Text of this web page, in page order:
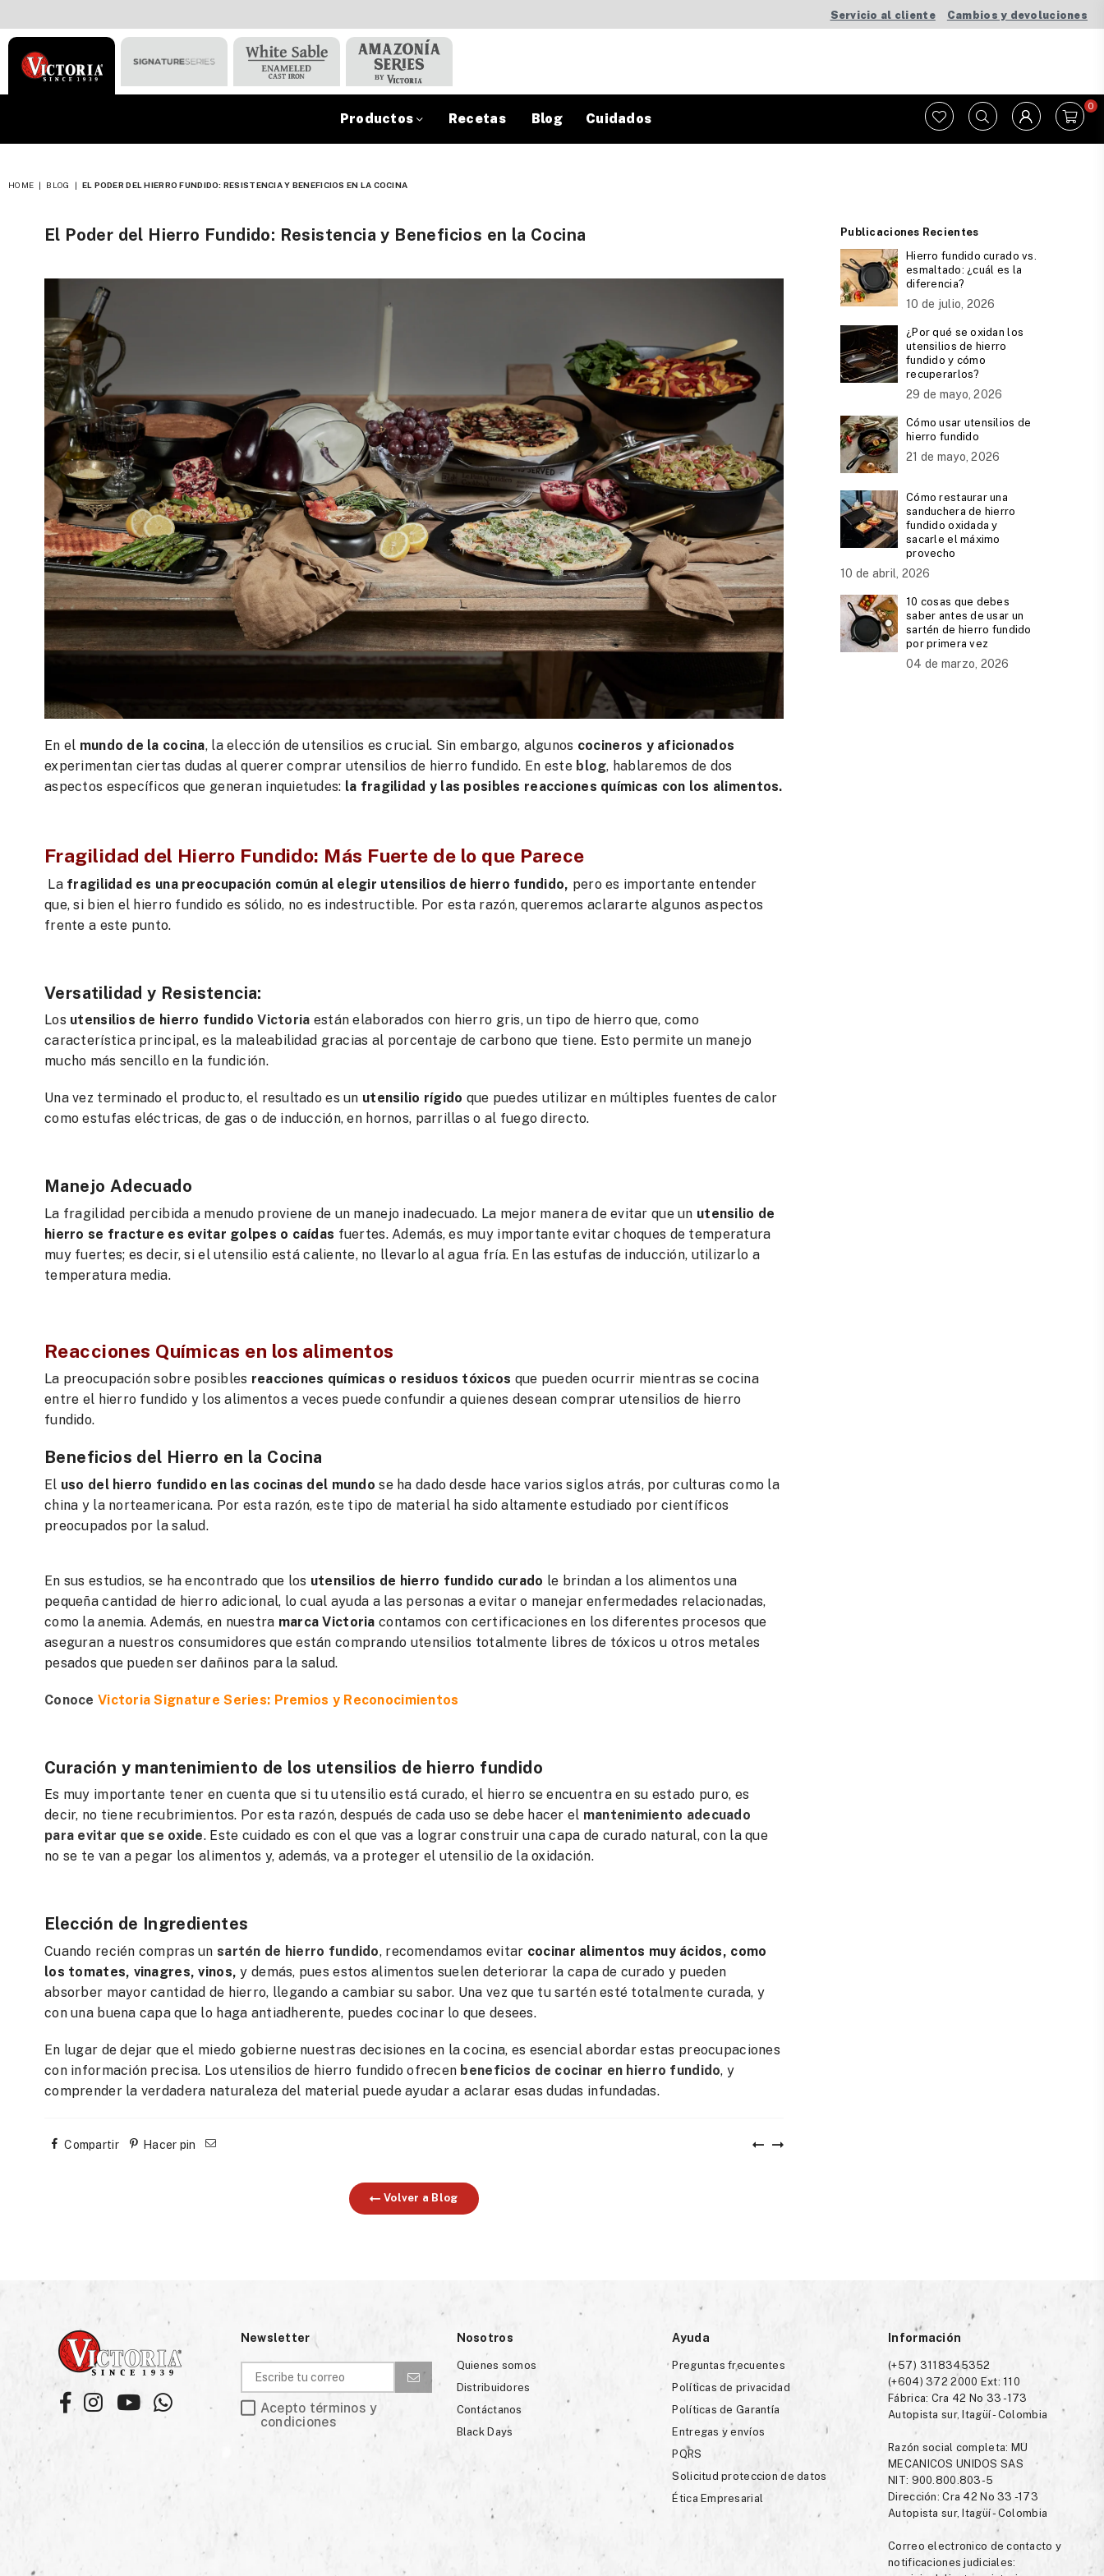
Servicio al cliente Cambios y devoluciones
VICTORIA
Productos Recetas Blog Cuidados
0
HOME | BLOG | EL PODER DEL HIERRO FUNDIDO: RESISTENCIA Y BENEFICIOS EN LA COCINA
El Poder del Hierro Fundido: Resistencia y Beneficios en la Cocina
En el mundo de la cocina, la elección de utensilios es crucial. Sin embargo, algunos cocineros y aficionados
experimentan ciertas dudas al querer comprar utensilios de hierro fundido. En este blog, hablaremos de dos
aspectos específicos que generan inquietudes: la fragilidad y las posibles reacciones químicas con los alimentos.
Fragilidad del Hierro Fundido: Más Fuerte de lo que Parece
Lafragilidad es una preocupación común al elegir utensilios de hierro fundido, pero es importante entender
que, si bien el hierro fundido es sólido, no es indestructible. Por esta razón, queremos aclararte algunos aspectos
frente a este punto.
Versatilidad y Resistencia:
Los utensilios de hierro fundidoVictoria están elaborados con hierro gris, un tipo de hierro que, como
característica principal, es la maleabilidad gracias al porcentaje de carbono que tiene. Esto permite un manejo
mucho más sencillo en la fundición.
Una vez terminado el producto, el resultado es un utensilio rígido que puedes utilizar en múltiples fuentes de calor
como estufas eléctricas, de gas o de inducción, en hornos, parrillas o al fuego directo.
Manejo Adecuado
La fragilidad percibida a menudo proviene de un manejo inadecuado. La mejor manera de evitar que un utensilio de
hierro se fracture es evitar golpes o caídas fuertes. Además, es muy importante evitar choques de temperatura
muy fuertes; es decir, si el utensilio está caliente, no llevarlo al agua fría. En las estufas de inducción, utilizarlo a
temperatura media.
Reacciones Químicas en los alimentos
La preocupación sobre posibles reacciones químicas o residuos tóxicos que pueden ocurrir mientras se cocina
entre el hierro fundido y los alimentos a veces puede confundir a quienes desean comprar utensilios de hierro
fundido.
Beneficios del Hierro en la Cocina
El uso del hierro fundido en las cocinas del mundo se ha dado desde hace varios siglos atrás, por culturas como la
china y la norteamericana. Por esta razón, este tipo de material ha sido altamente estudiado por científicos
preocupados por la salud.
En sus estudios, se ha encontrado que los utensilios de hierro fundido curado le brindan a los alimentos una
pequeña cantidad de hierro adicional, lo cual ayuda a las personas a evitar o manejar enfermedades relacionadas,
como la anemia. Además, en nuestra marca Victoria contamos con certificaciones en los diferentes procesos que
aseguran a nuestros consumidores que están comprando utensilios totalmente libres de tóxicos u otros metales
pesados que pueden ser dañinos para la salud.
Conoce Victoria Signature Series: Premios y Reconocimientos
Curación y mantenimiento de los utensilios de hierro fundido
Es muy importante tener en cuenta que si tu utensilio está curado, el hierro se encuentra en su estado puro, es
decir, no tiene recubrimientos. Por esta razón, después de cada uso se debe hacer el mantenimiento adecuado
para evitar que se oxide. Este cuidado es con el que vas a lograr construir una capa de curado natural, con la que
no se te van a pegar los alimentos y, además, va a proteger el utensilio de la oxidación.
Elección de Ingredientes
Cuando recién compras un sartén de hierro fundido, recomendamos evitar cocinar alimentos muy ácidos, como
los tomates, vinagres, vinos, y demás, pues estos alimentos suelen deteriorar la capa de curado y pueden
absorber mayor cantidad de hierro, llegando a cambiar su sabor. Una vez que tu sartén esté totalmente curada, y
con una buena capa que lo haga antiadherente, puedes cocinar lo que desees.
En lugar de dejar que el miedo gobierne nuestras decisiones en la cocina, es esencial abordar estas preocupaciones
con información precisa. Los utensilios de hierro fundido ofrecen beneficios de cocinar en hierro fundido, y
comprender la verdadera naturaleza del material puede ayudar a aclarar esas dudas infundadas.
Compartir Hacer pin
Volver a Blog
Publicaciones Recientes
Hierro fundido curado vs.
esmaltado: ¿cuál es la
diferencia?
10 de julio, 2026
¿Por qué se oxidan los
utensilios de hierro
fundido y cómo
recuperarlos?
29 de mayo, 2026
Cómo usar utensilios de
hierro fundido
21 de mayo, 2026
Cómo restaurar una
sanduchera de hierro
fundido oxidada y
sacarle el máximo
provecho
10 de abril, 2026
10 cosas que debes
saber antes de usar un
sartén de hierro fundido
por primera vez
04 de marzo, 2026
FacebookInstagramYouTubeWhatsapp
Newsletter
Acepto términos y
condiciones
Nosotros
Quienes somos
Distribuidores
Contáctanos
Black Days
Ayuda
Preguntas frecuentes
Políticas de privacidad
Políticas de Garantía
Entregas y envíos
PQRS
Solicitud proteccion de datos
Ética Empresarial
Información
(+57) 3118345352
(+604) 372 2000 Ext: 110
Fábrica: Cra 42 No 33 -173
Autopista sur, Itagüí - Colombia
Razón social completa: MU
MECANICOS UNIDOS SAS
NIT: 900.800.803-5
Dirección: Cra 42 No 33 -173
Autopista sur, Itagüí - Colombia
Correo electronico de contacto y
notificaciones judiciales: